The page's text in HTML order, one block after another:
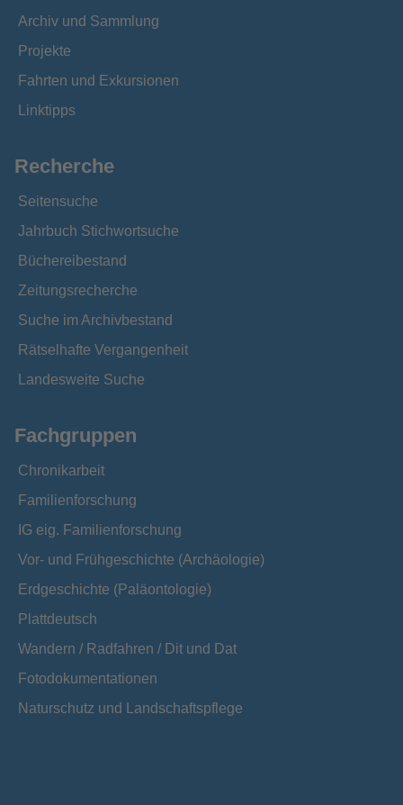
Archiv und Sammlung
Projekte
Fahrten und Exkursionen
Linktipps
Recherche
Seitensuche
Jahrbuch Stichwortsuche
Büchereibestand
Zeitungsrecherche
Suche im Archivbestand
Rätselhafte Vergangenheit
Landesweite Suche
Fachgruppen
Chronikarbeit
Familienforschung
IG eig. Familienforschung
Vor- und Frühgeschichte (Archäologie)
Erdgeschichte (Paläontologie)
Plattdeutsch
Wandern / Radfahren / Dit und Dat
Fotodokumentationen
Naturschutz und Landschaftspflege